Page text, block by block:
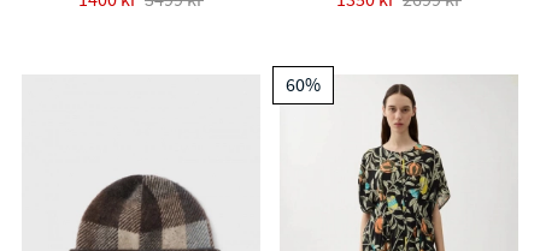
60%